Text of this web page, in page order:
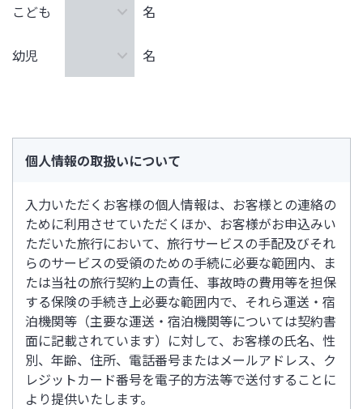
こども 名
幼児 名
個人情報の取扱いについて
入力いただくお客様の個人情報は、お客様との連絡の
ために利用させていただくほか、お客様がお申込みい
ただいた旅行において、旅行サービスの手配及びそれ
らのサービスの受領のための手続に必要な範囲内、ま
たは当社の旅行契約上の責任、事故時の費用等を担保
する保険の手続き上必要な範囲内で、それら運送・宿
泊機関等（主要な運送・宿泊機関等については契約書
面に記載されています）に対して、お客様の氏名、性
別、年齢、住所、電話番号またはメールアドレス、ク
レジットカード番号を電子的方法等で送付することに
より提供いたします。